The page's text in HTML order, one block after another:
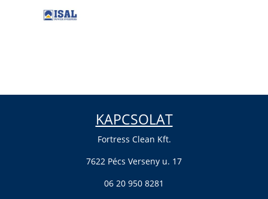
KAPCSOLAT
Fortress Clean Kft.
7622 Pécs Verseny u. 17
06 20 950 8281